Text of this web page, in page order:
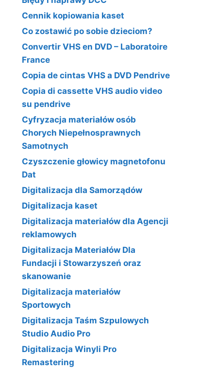
Cennik kopiowania kaset
Co zostawić po sobie dzieciom?
Convertir VHS en DVD – Laboratoire
France
Copia de cintas VHS a DVD Pendrive
Copia di cassette VHS audio video
su pendrive
Cyfryzacja materiałów osób
Chorych Niepełnosprawnych
Samotnych
Czyszczenie głowicy magnetofonu
Dat
Digitalizacja dla Samorządów
Digitalizacja kaset
Digitalizacja materiałów dla Agencji
reklamowych
Digitalizacja Materiałów Dla
Fundacji i Stowarzyszeń oraz
skanowanie
Digitalizacja materiałów
Sportowych
Digitalizacja Taśm Szpulowych
Studio Audio Pro
Digitalizacja Winyli Pro
Remastering